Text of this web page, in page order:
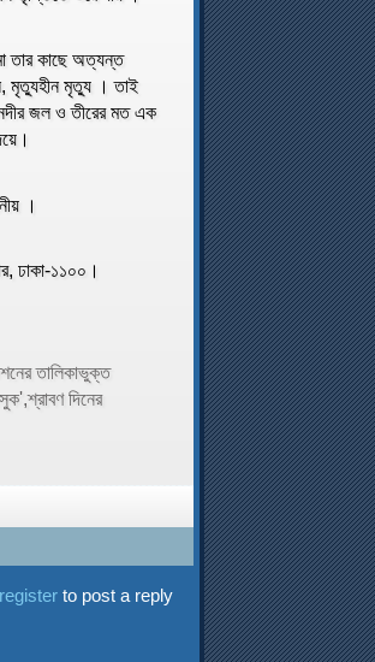
তার কাছে অত্যন্ত
মৃত্যুহীন মৃত্যু । তাই
জল ও তীরের মত এক
।
ঢাকা-১১০০।
তালিকাভুক্ত
দিনের
registerto post a reply